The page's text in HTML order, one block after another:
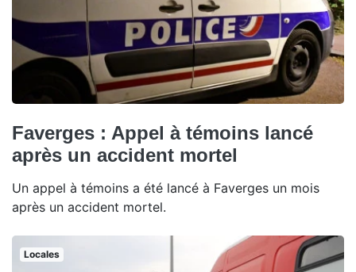
Faverges : Appel à témoins lancé
après un accident mortel
Un appel à témoins a été lancé à Faverges un mois
après un accident mortel.
Locales